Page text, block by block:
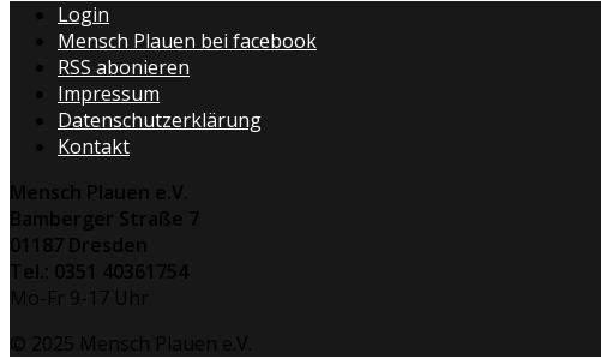
Login
Mensch Plauen bei facebook
RSS abonieren
Impressum
Datenschutzerklärung
Kontakt
Mensch Plauen e.V.
Bamberger Straße 7
01187 Dresden
Tel.: 0351 40361754
Mo-Fr 9-17 Uhr
© 2025 Mensch Plauen e.V.